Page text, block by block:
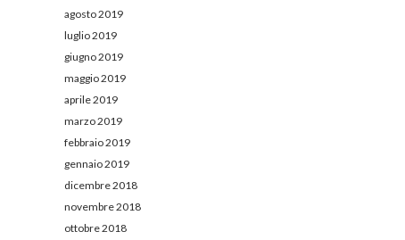
agosto 2019
luglio 2019
giugno 2019
maggio 2019
aprile 2019
marzo 2019
febbraio 2019
gennaio 2019
dicembre 2018
novembre 2018
ottobre 2018